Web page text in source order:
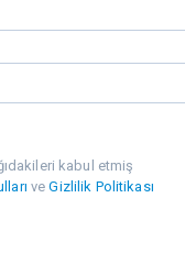
kabul etmiş
veGizlilik Politikası